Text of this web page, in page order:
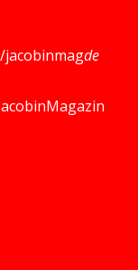
jacobinmagde